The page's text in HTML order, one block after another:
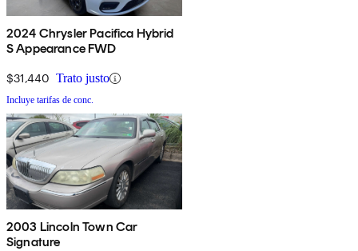
2024 Chrysler Pacifica Hybrid
S Appearance FWD
$31,440 Trato justo
Incluye tarifas de conc.
2003 Lincoln Town Car
Signature